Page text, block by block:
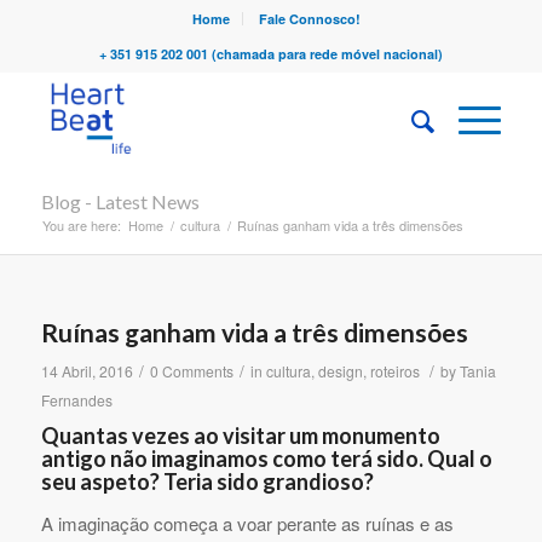
Home
Fale Connosco!
+ 351 915 202 001 (chamada para rede móvel nacional)
Blog - Latest News
You are here: Home / cultura / Ruínas ganham vida a três dimensões
Ruínas ganham vida a três dimensões
14 Abril, 2016 / 0 Comments / in cultura, design, roteiros / byTania
Fernandes
Quantas vezes ao visitar um monumento
antigo não imaginamos como terá sido. Qual o
seu aspeto? Teria sido grandioso?
A imaginação começa a voar perante as ruínas e as